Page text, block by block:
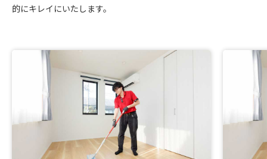
的にキレイにいたします。